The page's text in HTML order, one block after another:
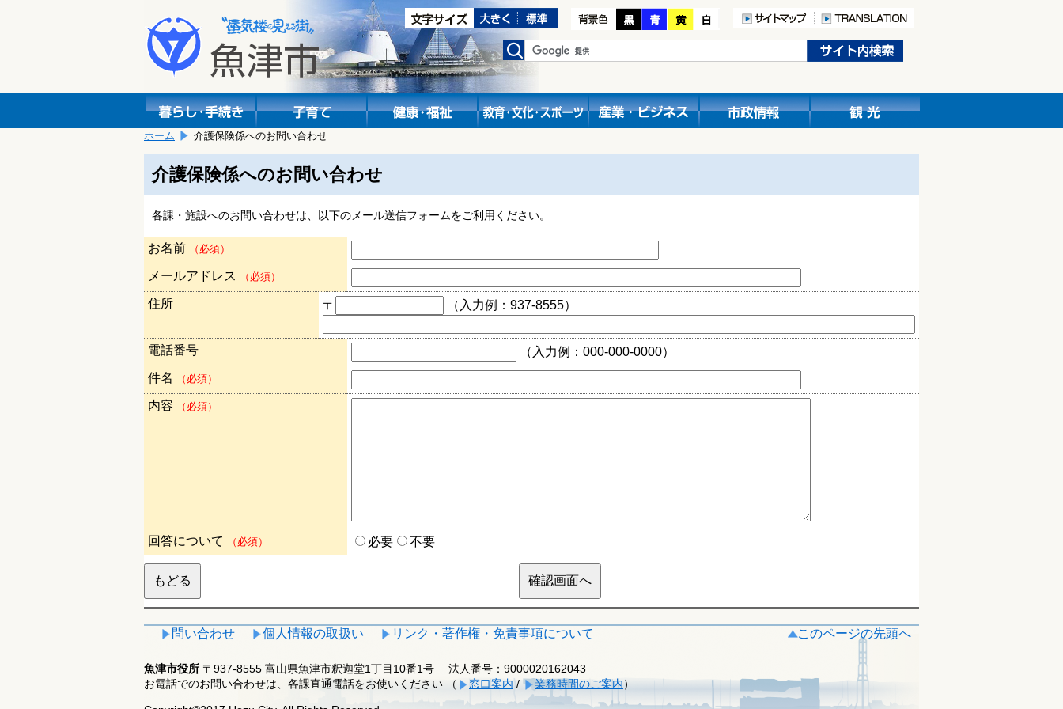
し
ホーム 介護保険係へのお問い合わせ
介護保険係へのお問い合わせ
各課・施設へのお問い合わせは、以下のメール送信フォームをご利用ください。
お名前 （必須）
メールアドレス （必須）
住所 〒 （入力例：937-8555）
電話番号
（入力例：000-000-0000）
件名
（必須）
内容 （必須）
回答について （必須） 必要 不要
問い合わせ 個人情報の取扱い リンク・著作権・免責事項について このページの先頭へ
魚津市役所 〒937-8555 富山県魚津市釈迦堂1丁目10番1号
法人番号：9000020162043
お電話でのお問い合わせは、各課直通電話をお使いください （
窓口案内/ 業務時間のご案内）